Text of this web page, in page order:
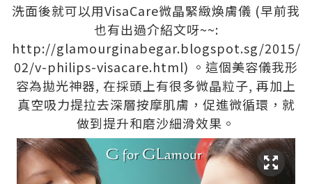
洗面後就可以用VisaCare微晶緊緻煥膚儀 (早前我
也有出過介紹文呀~~:
http://glamourginabegar.blogspot.sg/2015/
02/v-philips-visacare.html) 。這個美容儀我形
容為拋光神器, 在採頭上有很多微晶粒子, 再加上
真空吸力提拉去深層按摩肌膚，促進微循環，就
做到提升和磨沙細滑效果。